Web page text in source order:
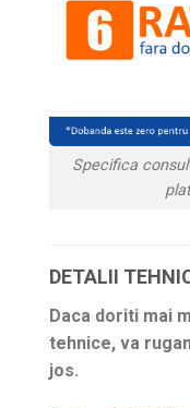
Specifica
DETALII
Daca doriti mai
tehnice, va
jos.